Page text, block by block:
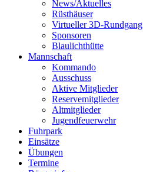
News/Aktuelles
Rüsthäuser
Virtueller 3D-Rundgang
Sponsoren
Blaulichthütte
Mannschaft
Kommando
Ausschuss
Aktive Mitglieder
Reservemitglieder
Altmitglieder
Jugendfeuerwehr
Fuhrpark
Einsätze
Übungen
Termine